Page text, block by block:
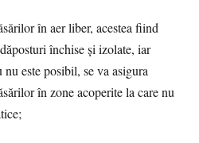
în aer liber, acestea fiind
închise și izolate, iar
este posibil, se va asigura
în zone acoperite la care nu